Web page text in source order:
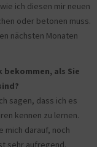
ich diesen mir neuen
oder betonen muss.
nächsten Monaten
bekommen, als Sie
sagen, dass ich es
kennen zu lernen.
mich darauf, noch
sehr aufregend.